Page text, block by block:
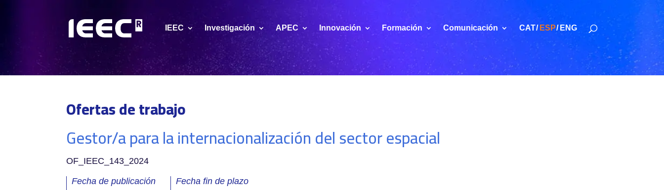
IEEC Investigación APEC Innovación Formación Comunicación CAT ESP ENG
Ofertas de trabajo
Gestor/a para la internacionalización del sector espacial
OF_IEEC_143_2024
Fecha de publicación Fecha fin de plazo